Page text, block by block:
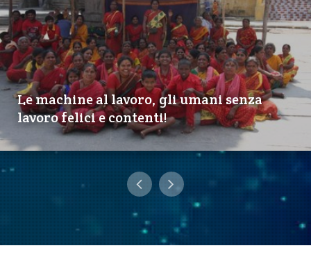
Le machine al lavoro, gli umani senza
lavoro felici e contenti!